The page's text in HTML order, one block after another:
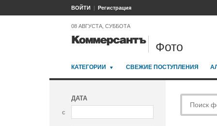
ВОЙТИ Регистрация
08 АВГУСТА, СУББОТА
Фото
КАТЕГОРИИ СВЕЖИЕ ПОСТУПЛЕНИЯ
ДАТА
с